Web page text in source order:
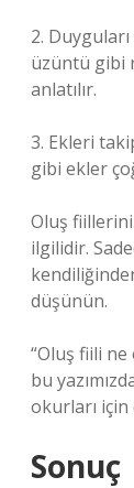
2.
üzüntü gibi
anlatılır.
3. Ekleri
gibi ekler
Oluş
ilgilidir.
düşünün.
“Oluş fiili
bu
okurları için
Sonuç